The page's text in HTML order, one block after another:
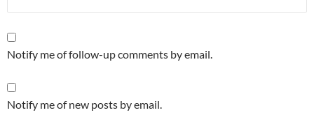
Notify me of follow-up comments by email.
Notify me of new posts by email.